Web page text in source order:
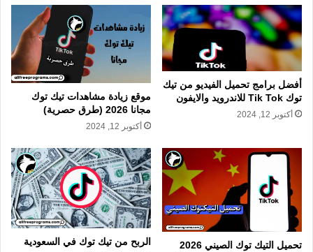
أفضل برامج تحميل الفيديو من تيك
توك Tik Tok للاندرويد والايفون
أكتوبر 12, 2024
موقع زيادة مشاهدات تيك توك
مجانا 2026 (طرق حصرية)
أكتوبر 12, 2024
تحميل التيك توك الصيني 2026
الربح من تيك توك في السعودية